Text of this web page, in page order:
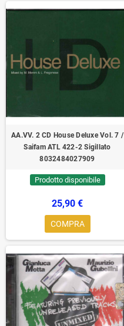
AA.VV. 2 CD House Deluxe Vol. 7 /
Saifam ATL 422-2 Sigillato
8032484027909
Prodotto disponibile
25,90 €
COMPRA